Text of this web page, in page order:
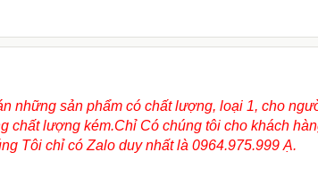
những sản phẩm có chất lượng, loại 1, cho
chất lượng kém.Chỉ Có chúng tôi cho khách
Tôi chỉ có Zalo duy nhất là 0964.975.999 Ạ.